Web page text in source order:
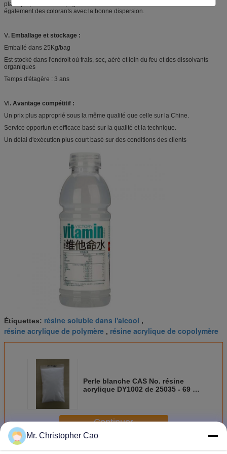
plastique, PVC traitant, agent en cuir de lustre et l'encre etc. DY1002 aide
également des colorants avec la bonne dispersion.
Ⅴ. Emballage et stockage :
Emballé dans 25Kg/bag
Est stocké dans l'endroit où frais, sec, aéré et loin du feu et des dissolvants
organiques
Temps d'étagère : 3 ans
Ⅵ. Avantage compétitif :
Un prix plus approprié sous la même qualité que celle sur la Chine.
Service opportun et efficace basé sur la qualité et la technique.
Un délai d'exécution plus court basé sur des conditions des clients
Étiquettes: résine soluble dans l'alcool ,
résine acrylique de polymère , résine acrylique de copolymère
Perle blanche CAS No. résine
acrylique DY1002 de 25035 - 69 -
Continuer
PlusRésine acrylique solide
Mr. Christopher Cao